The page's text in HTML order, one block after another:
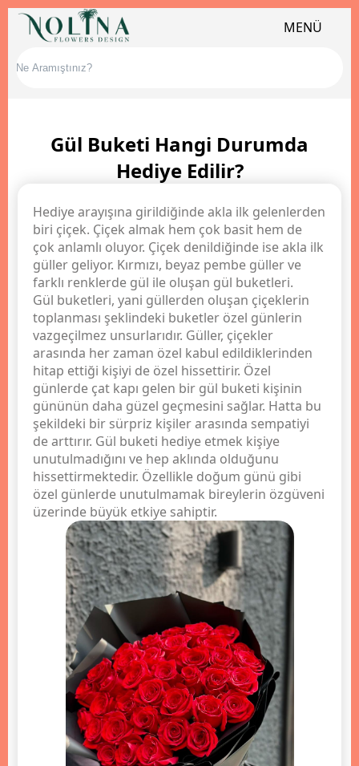
MENÜ
Gül Buketi Hangi Durumda
Hediye Edilir?
Hediye arayışına girildiğinde akla ilk gelenlerden
biri çiçek. Çiçek almak hem çok basit hem de
çok anlamlı oluyor. Çiçek denildiğinde ise akla ilk
güller geliyor. Kırmızı, beyaz pembe güller ve
farklı renklerde gül ile oluşan gül buketleri.
Gül buketleri, yani güllerden oluşan çiçeklerin
toplanması şeklindeki buketler özel günlerin
vazgeçilmez unsurlarıdır. Güller, çiçekler
arasında her zaman özel kabul edildiklerinden
hitap ettiği kişiyi de özel hissettirir. Özel
günlerde çat kapı gelen bir gül buketi kişinin
gününün daha güzel geçmesini sağlar. Hatta bu
şekildeki bir sürpriz kişiler arasında sempatiyi
de arttırır. Gül buketi hediye etmek kişiye
unutulmadığını ve hep aklında olduğunu
hissettirmektedir. Özellikle doğum günü gibi
özel günlerde unutulmamak bireylerin özgüveni
üzerinde büyük etkiye sahiptir.